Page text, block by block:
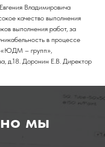
Владимировича
качество выполнения
выполнения работ, за
в процессе
«ЮДМ – групп»,
д.18. Доронин Е.В. Директор
мы